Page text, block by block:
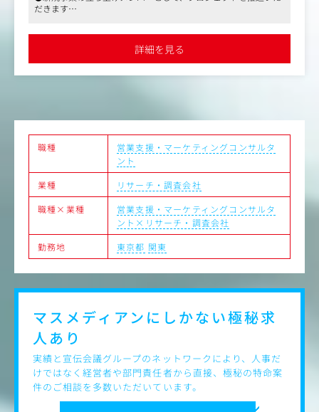
・クライアントの経営層・責任者との課題整理・戦略立案
・サービス導入後の伴走支援と継続的な提案
・プロダクト開発部やデータソリューション企画部との連
だきます
詳細を見る
職種
営業支援・マーケティングコンサルタ
ント
業種
リサーチ・調査会社
職種×業種
営業支援・マーケティングコンサルタ
ント×リサーチ・調査会社
勤務地
東京都 関東
マスメディアンにしかない極秘求
人あり
実績と宣伝会議グループのネットワークにより、人事だ
けではなく経営者や部門責任者から直接、極秘の特命案
件のご相談を多数いただいています。